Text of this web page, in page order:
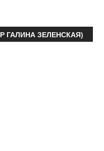
ГАЛИНА ЗЕЛЕНСКАЯ)